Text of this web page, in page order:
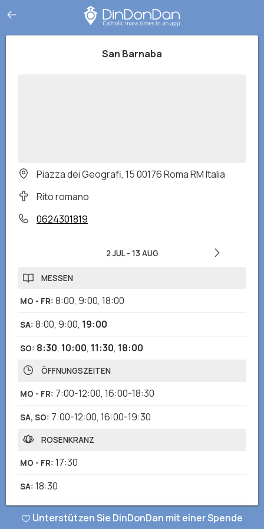
San Barnaba
Piazza dei Geografi, 15 00176 Roma RM Italia
Rito romano
0624301819
2 JUL- 13 AUG
MESSEN
MO - FR: 8:00, 9:00, 18:00
SA: 8:00, 9:00, 19:00
SO: 8:30, 10:00, 11:30, 18:00
ÖFFNUNGSZEITEN
MO - FR: 7:00-12:00, 16:00-18:30
SA, SO: 7:00-12:00, 16:00-19:30
ROSENKRANZ
MO - FR: 17:30
SA: 18:30
SO:17:00
Unterstützen Sie DinDonDan mit einer Spende